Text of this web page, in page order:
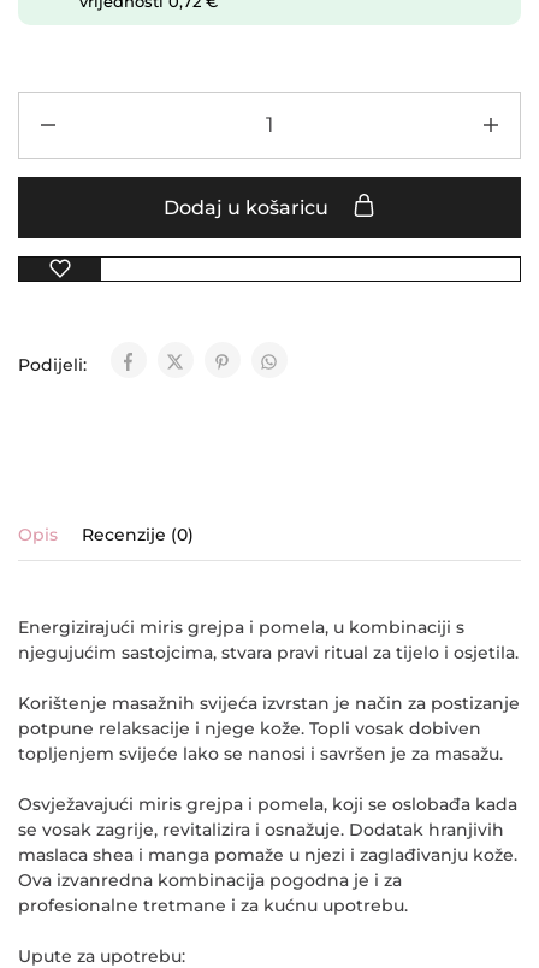
Dodaj u košaricu
Podijeli:
Opis Recenzije (0)
Energizirajući miris grejpa i pomela, u kombinaciji s
njegujućim sastojcima, stvara pravi ritual za tijelo i osjetila.
Korištenje masažnih svijeća izvrstan je način za postizanje
potpune relaksacije i njege kože. Topli vosak dobiven
topljenjem svijeće lako se nanosi i savršen je za masažu.
Osvježavajući miris grejpa i pomela, koji se oslobađa kada
se vosak zagrije, revitalizira i osnažuje. Dodatak hranjivih
maslaca shea i manga pomaže u njezi i zaglađivanju kože.
Ova izvanredna kombinacija pogodna je i za
profesionalne tretmane i za kućnu upotrebu.
Upute za upotrebu: